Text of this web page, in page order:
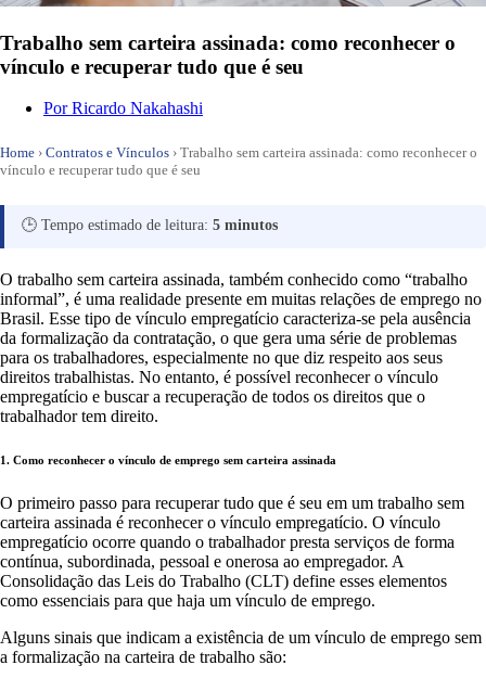
Trabalho sem carteira assinada: como reconhecer o
vínculo e recuperar tudo que é seu
PorRicardo Nakahashi
Home › Contratos e Vínculos › Trabalho sem carteira assinada: como reconhecer o
vínculo e recuperar tudo que é seu
🕒 Tempo estimado de leitura: 5 minutos
O trabalho sem carteira assinada, também conhecido como “trabalho
informal”, é uma realidade presente em muitas relações de emprego no
Brasil. Esse tipo de vínculo empregatício caracteriza-se pela ausência
da formalização da contratação, o que gera uma série de problemas
para os trabalhadores, especialmente no que diz respeito aos seus
direitos trabalhistas. No entanto, é possível reconhecer o vínculo
empregatício e buscar a recuperação de todos os direitos que o
trabalhador tem direito.
1. Como reconhecer o vínculo de emprego sem carteira assinada
O primeiro passo para recuperar tudo que é seu em um trabalho sem
carteira assinada é reconhecer o vínculo empregatício. O vínculo
empregatício ocorre quando o trabalhador presta serviços de forma
contínua, subordinada, pessoal e onerosa ao empregador. A
Consolidação das Leis do Trabalho (CLT) define esses elementos
como essenciais para que haja um vínculo de emprego.
Alguns sinais que indicam a existência de um vínculo de emprego sem
a formalização na carteira de trabalho são: